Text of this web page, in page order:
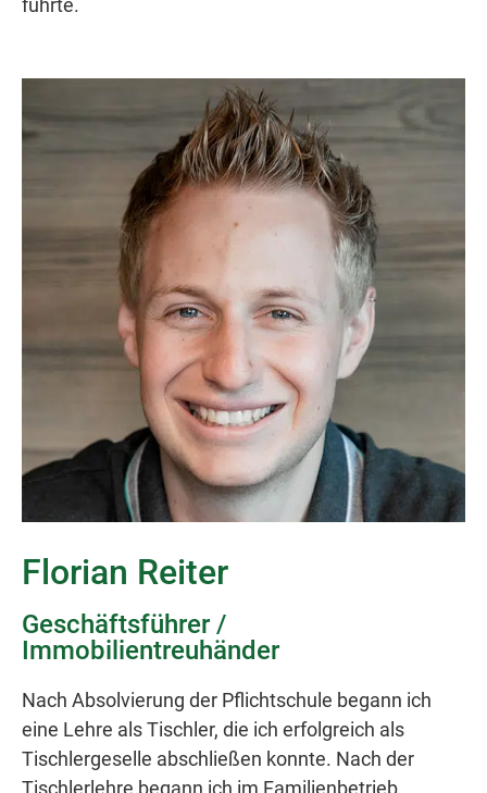
führte.
Florian Reiter
Geschäftsführer /
Immobilientreuhänder
Nach Absolvierung der Pflichtschule begann ich
eine Lehre als Tischler, die ich erfolgreich als
Tischlergeselle abschließen konnte. Nach der